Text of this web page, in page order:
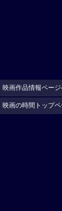
映画作品情報ペー
映画の時間トップ